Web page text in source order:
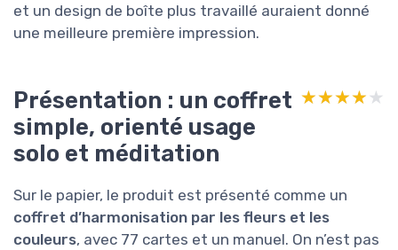
et un design de boîte plus travaillé auraient donné
une meilleure première impression.
Présentation : un coffret
simple, orienté usage
solo et méditation
★★★★★
★★★★★
Sur le papier, le produit est présenté comme un
coffret d’harmonisation par les fleurs et les
couleurs, avec 77 cartes et un manuel. On n’est pas